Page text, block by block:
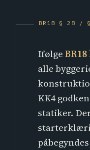
Ifølge
alle
KK4
statiker.